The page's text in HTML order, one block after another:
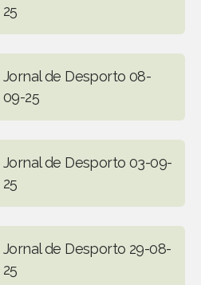
25
Jornal de Desporto 08-
09-25
Jornal de Desporto 03-09-
25
Jornal de Desporto 29-08-
25